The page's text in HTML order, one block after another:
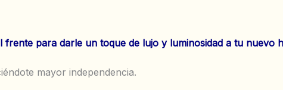
para darle un toque de lujo y luminosidad a tu nuevo
mayor independencia.